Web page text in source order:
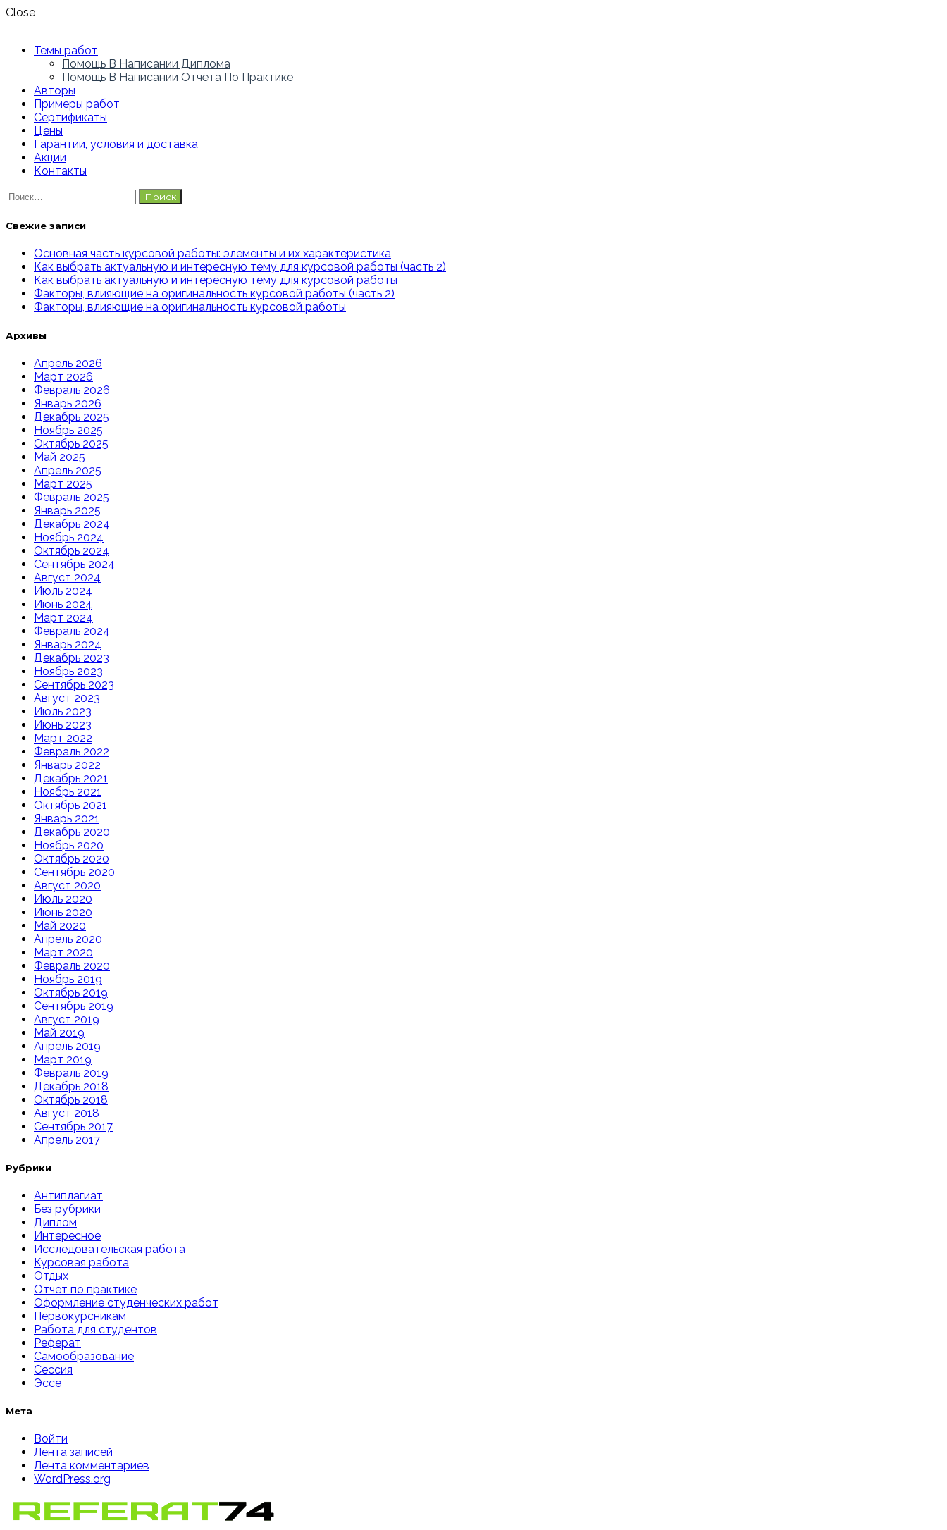
Close
Темы работ
Помощь В Написании Диплома
Помощь В Написании Отчёта По Практике
Авторы
Примеры работ
Сертификаты
Цены
Гарантии, условия и доставка
Акции
Контакты
Найти:
Свежие записи
Основная часть курсовой работы: элементы и их характеристика
Как выбрать актуальную и интересную тему для курсовой работы (часть 2)
Как выбрать актуальную и интересную тему для курсовой работы
Факторы, влияющие на оригинальность курсовой работы (часть 2)
Факторы, влияющие на оригинальность курсовой работы
Архивы
Апрель 2026
Март 2026
Февраль 2026
Январь 2026
Декабрь 2025
Ноябрь 2025
Октябрь 2025
Май 2025
Апрель 2025
Март 2025
Февраль 2025
Январь 2025
Декабрь 2024
Ноябрь 2024
Октябрь 2024
Сентябрь 2024
Август 2024
Июль 2024
Июнь 2024
Март 2024
Февраль 2024
Январь 2024
Декабрь 2023
Ноябрь 2023
Сентябрь 2023
Август 2023
Июль 2023
Июнь 2023
Март 2022
Февраль 2022
Январь 2022
Декабрь 2021
Ноябрь 2021
Октябрь 2021
Январь 2021
Декабрь 2020
Ноябрь 2020
Октябрь 2020
Сентябрь 2020
Август 2020
Июль 2020
Июнь 2020
Май 2020
Апрель 2020
Март 2020
Февраль 2020
Ноябрь 2019
Октябрь 2019
Сентябрь 2019
Август 2019
Май 2019
Апрель 2019
Март 2019
Февраль 2019
Декабрь 2018
Октябрь 2018
Август 2018
Сентябрь 2017
Апрель 2017
Рубрики
Антиплагиат
Без рубрики
Диплом
Интересное
Исследовательская работа
Курсовая работа
Отдых
Отчет по практике
Оформление студенческих работ
Первокурсникам
Работа для студентов
Реферат
Самообразование
Сессия
Эссе
Мета
Войти
Лента записей
Лента комментариев
WordPress.org